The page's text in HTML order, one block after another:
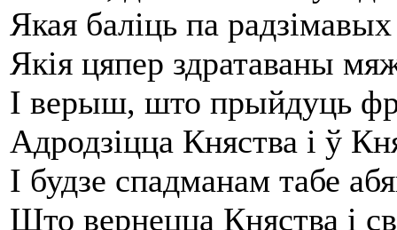
Якая баліць па
Якія цяпер здратаваны
І верыш, што прыйдуць
Адродзіцца Княства і ў
І будзе спадманам табе
Што вернецца Княства і